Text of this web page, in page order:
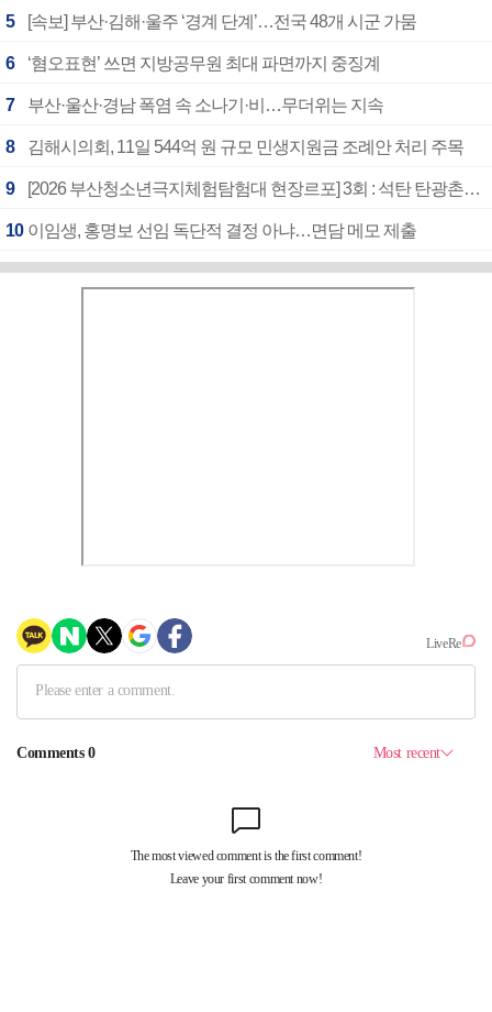
5 [속보] 부산·김해·울주 ‘경계 단계’…전국 48개 시군 가뭄
6 ‘혐오표현’ 쓰면 지방공무원 최대 파면까지 중징계
7 부산·울산·경남 폭염 속 소나기·비…무더위는 지속
8 김해시의회, 11일 544억 원 규모 민생지원금 조례안 처리 주목
9 [2026 부산청소년극지체험탐험대 현장르포] 3회 : 석탄 탄광촌에서 북극 연구의 중심지로
10 이임생, 홍명보 선임 독단적 결정 아냐…면담 메모 제출